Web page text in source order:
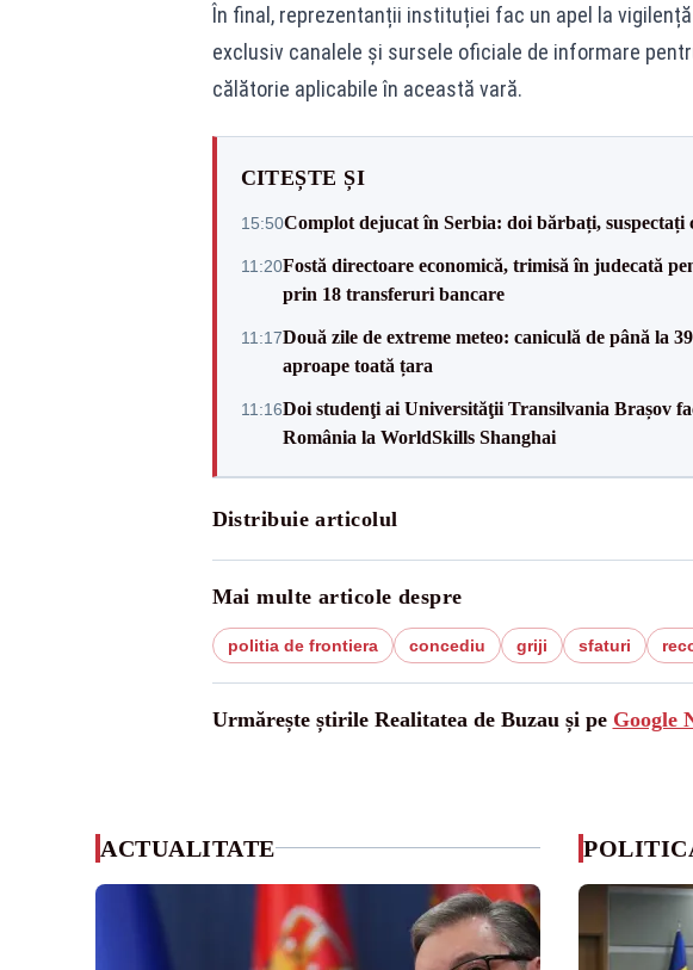
În final, reprezentanții instituției fac un apel la
exclusiv canalele și sursele oficiale de informare
călătorie aplicabile în această vară.
CITEȘTE ȘI
15:50Complot dejucat în Serbia: doi bărbați, suspectați
11:20Fostă directoare economică, trimisă în judecată
prin 18 transferuri bancare
11:17Două zile de extreme meteo: caniculă de până la
aproape toată țara
11:16Doi studenţi ai Universităţii Transilvania Brașov
România la WorldSkills Shanghai
Distribuie articolul
Mai multe articole despre
politia de frontiera concediu griji sfaturi
Urmărește știrile Realitatea de Buzau și pe Google
ACTUALITATE